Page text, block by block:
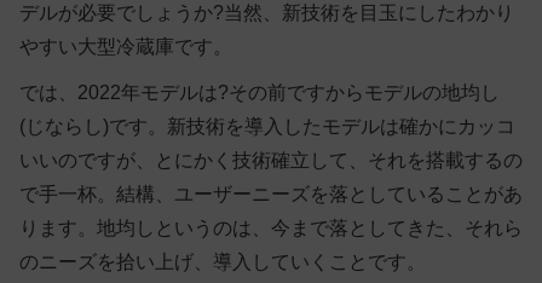
デルが必要でしょうか?当然、新技術を目玉にしたわかり
やすい大型冷蔵庫です。
では、2022年モデルは?その前ですからモデルの地均し
(じならし)です。新技術を導入したモデルは確かにカッコ
いいのですが、とにかく技術確立して、それを搭載するの
で手一杯。結構、ユーザーニーズを落としていることがあ
ります。地均しというのは、今まで落としてきた、それら
のニーズを拾い上げ、導入していくことです。